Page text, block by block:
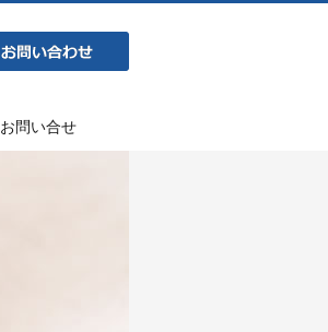
お問い合せ